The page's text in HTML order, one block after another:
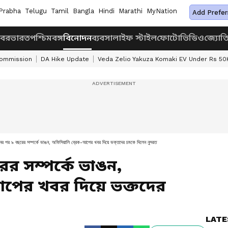
Telugu Tamil Bangla Hindi Marathi MyNation Add
ভারতপশ্চিমবঙ্গবিনোদনব্যবসালাইফ স্টাইলফোটোভিডিও
DA Hike Update Veda Zelio Yakuza Komaki EV Under Rs
পর ৯ বছরের সম্পর্কে ভাঙন, অফিসিয়ালি ব্রেক-আপের খবর দিয়ে ভক্তদের চমকে দিলেন নুসরত
সম্পর্কে ভাঙন,
খবর দিয়ে ভক্তদের